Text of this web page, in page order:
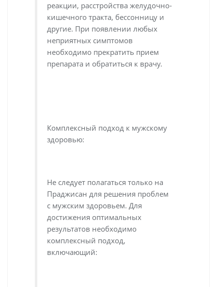
реакции, расстройства желудочно-
кишечного тракта, бессонницу и
другие. При появлении любых
неприятных симптомов
необходимо прекратить прием
препарата и обратиться к врачу.
Комплексный подход к мужскому
здоровью:
Не следует полагаться только на
Праджисан для решения проблем
с мужским здоровьем. Для
достижения оптимальных
результатов необходимо
комплексный подход,
включающий: